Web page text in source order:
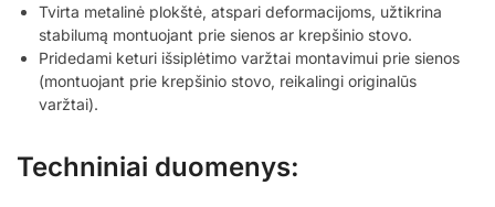
Tvirta metalinė plokštė, atspari deformacijoms, užtikrina
stabilumą montuojant prie sienos ar krepšinio stovo.
Pridedami keturi išsiplėtimo varžtai montavimui prie sienos
(montuojant prie krepšinio stovo, reikalingi originalūs
varžtai).
Techniniai duomenys: